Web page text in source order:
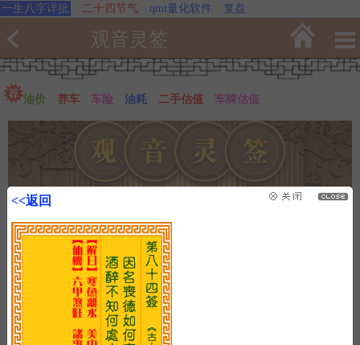
一生八字详批 二十四节气 qmt量化软件 复盘
观音灵签
油价 养车 车险 油耗 二手估值 车牌估值
<<返回